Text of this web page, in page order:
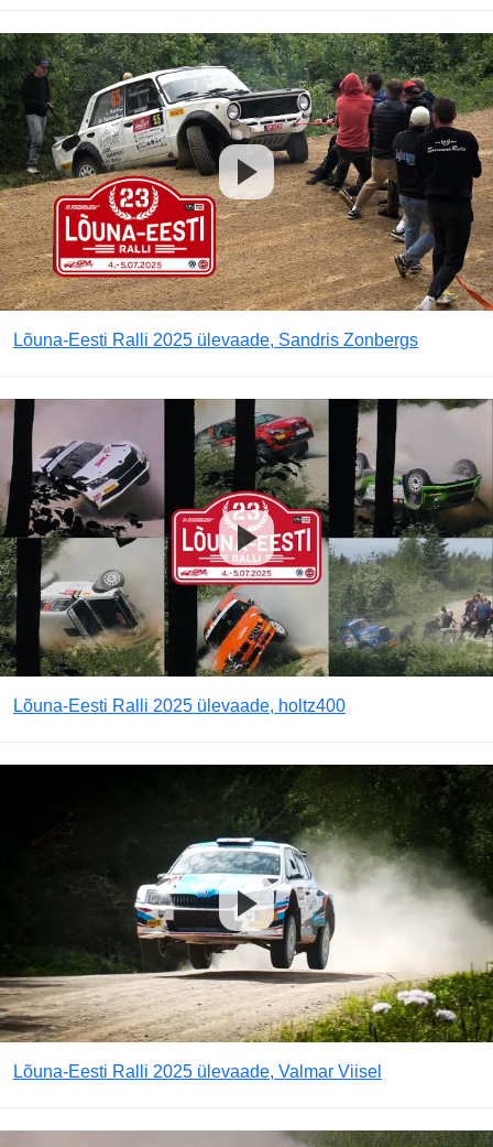
Lõuna-Eesti Ralli 2025 ülevaade, Sandris Zonbergs
Lõuna-Eesti Ralli 2025 ülevaade, holtz400
Lõuna-Eesti Ralli 2025 ülevaade, Valmar Viisel